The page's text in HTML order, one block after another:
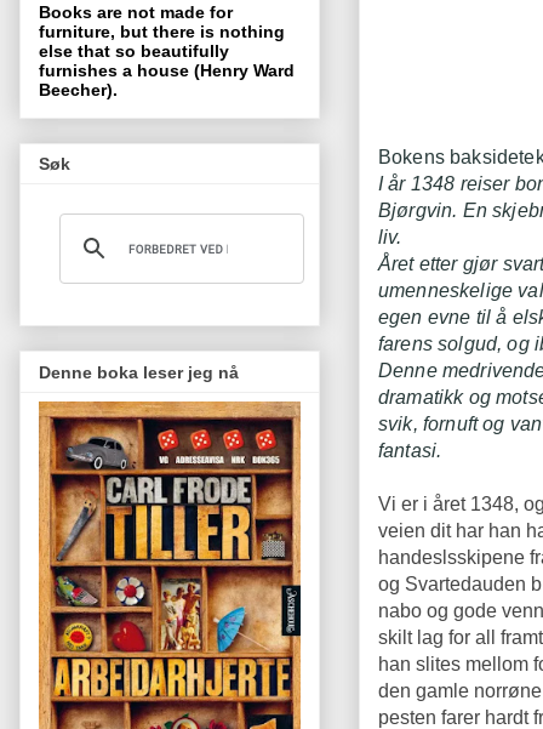
Bokens
I år 1348 reiser
Bjørgvin. En
liv.
Året etter gjør
umenneskelige
egen evne til å
farens solgud, og
Denne
dramatikk og
svik, fornuft og
fantasi.
Vi er i året 1348,
veien dit har han
handeslsskipene
og Svartedauden
nabo og gode
skilt lag for all
han slites mellom
den gamle
pesten farer hardt
Books are not made for
furniture, but there is nothing
else that so beautifully
furnishes a house (Henry Ward
Beecher).
Søk
Denne boka leser jeg nå